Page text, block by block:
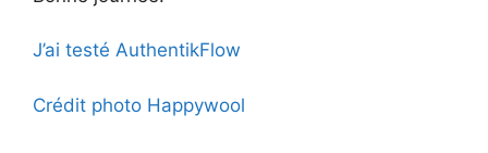
J’ai testé AuthentikFlow
Crédit photo Happywool